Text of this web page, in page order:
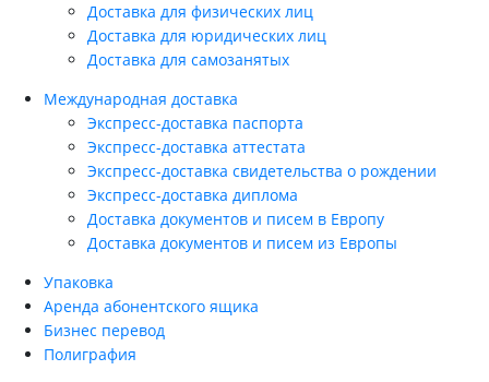
Доставка для физических лиц
Доставка для юридических лиц
Доставка для самозанятых
Международная доставка
Экспресс-доставка паспорта
Экспресс-доставка аттестата
Экспресс-доставка свидетельства о рождении
Экспресс-доставка диплома
Доставка документов и писем в Европу
Доставка документов и писем из Европы
Упаковка
Аренда абонентского ящика
Бизнес перевод
Полиграфия